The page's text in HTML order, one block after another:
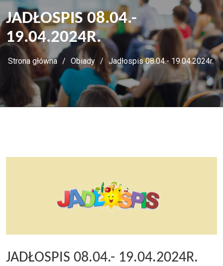
JADŁOSPIS 08.04.-
19.04.2024R.
Strona główna Obiady Jadłospis 08.04.- 19.04.2024r.
JADŁOSPIS 08.04.- 19.04.2024R.